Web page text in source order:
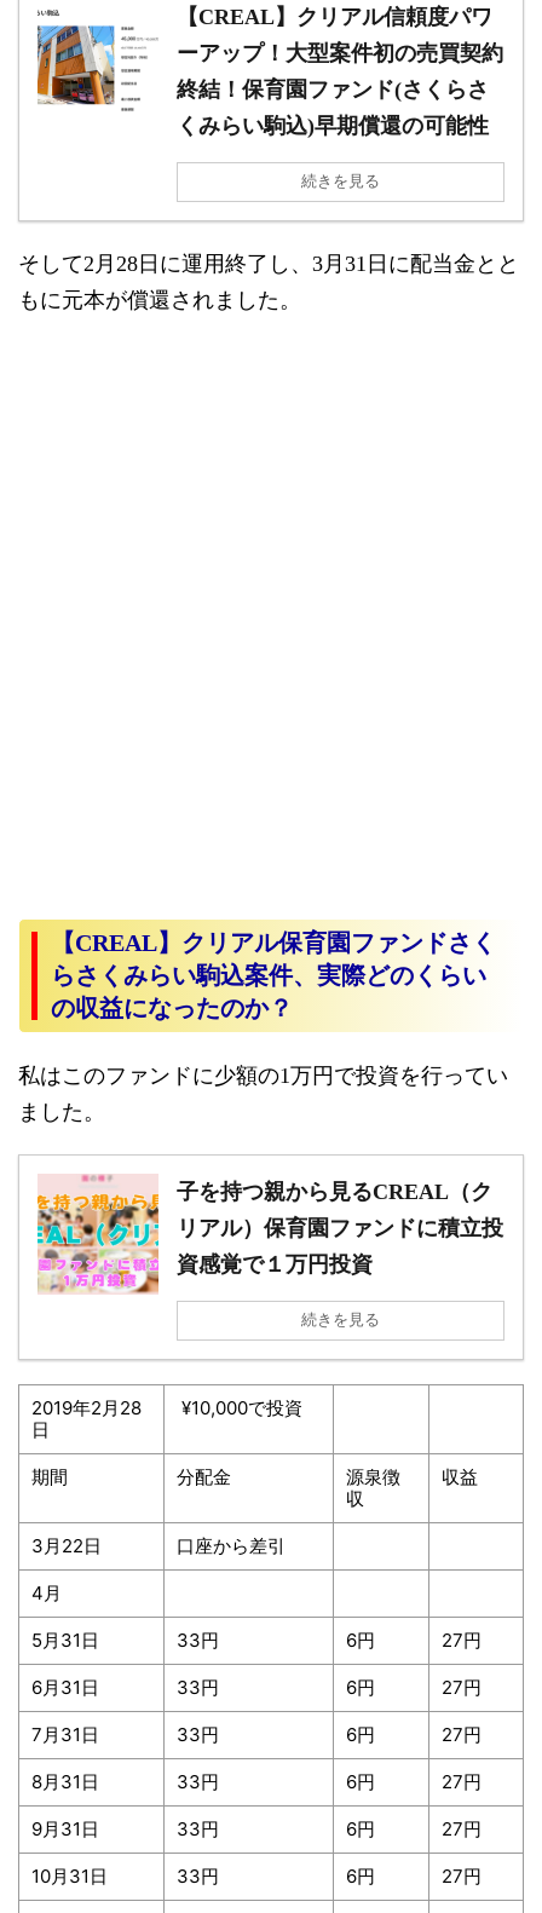
【CREAL】クリアル信頼度パワ
ーアップ！大型案件初の売買契約
終結！保育園ファンド(さくらさ
くみらい駒込)早期償還の可能性
続きを見る
そして2月28日に運用終了し、3月31日に配当金とと
もに元本が償還されました。
【CREAL】クリアル保育園ファンドさく
らさくみらい駒込案件、実際どのくらい
の収益になったのか？
私はこのファンドに少額の1万円で投資を行ってい
ました。
子を持つ親から見るCREAL（ク
リアル）保育園ファンドに積立投
資感覚で１万円投資
続きを見る
2019年2月28
日
¥10,000で投資
期間 分配金
源泉徴
収
収益
3月22日 口座から差引
4月
5月31日 33円 6円 27円
6月31日 33円 6円 27円
7月31日 33円 6円 27円
8月31日 33円 6円 27円
9月31日 33円 6円 27円
10月31日 33円 6円 27円